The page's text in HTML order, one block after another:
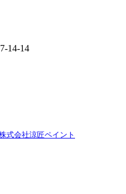
14-14
式会社涼匠ペイント